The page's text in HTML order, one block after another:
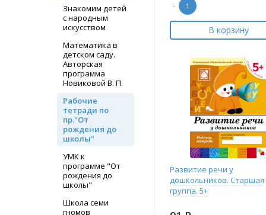
Знакомим детей
с народным
искусством
Математика в
детском саду.
Авторская
программа
Новиковой В. П.
Рабочие
тетради по
пр."От
рождения до
школы"
УМК к
программе "От
рождения до
школы"
Школа семи
гномов
-
В корзину
Развитие речи у
дошкольников. Старшая
группа. 5+